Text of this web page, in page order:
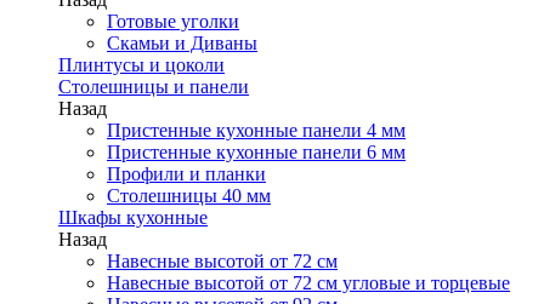
Готовые уголки
Скамьи и Диваны
Плинтусы и цоколи
Столешницы и панели
Назад
Пристенные кухонные панели 4 мм
Пристенные кухонные панели 6 мм
Профили и планки
Столешницы 40 мм
Шкафы кухонные
Назад
Навесные высотой от 72 см
Навесные высотой от 72 см угловые и торцевые